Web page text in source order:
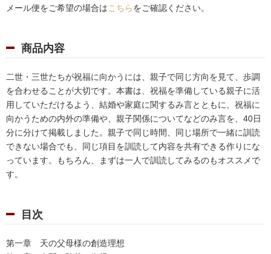
メール便をご希望の場合はこちらをご確認ください。
商品内容
二世・三世たちが祝福に向かうには、親子で同じ方向を見て、歩調
を合わせることが大切です。本書は、祝福を準備している親子に活
用していただけるよう、結婚や家庭に関するみ言とともに、祝福に
向かうための内外の準備や、親子関係についてなどのみ言を、40日
分に分けて掲載しました。親子で同じ時間、同じ場所で一緒に訓読
できない場合でも、同じ項目を訓読して内容を共有できる作りにな
っています。もちろん、まずは一人で訓読してみるのもオススメで
す。
目次
第一章 天の父母様の創造理想